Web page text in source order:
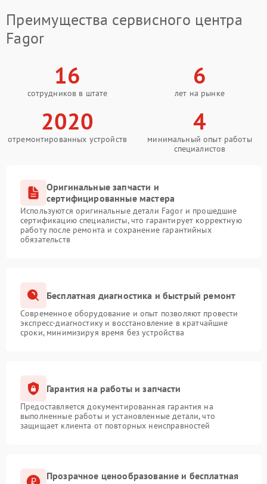
Преимущества сервисного центра
Fagor
16
сотрудников в штате
6
лет на рынке
2020
отремонтированных устройств
4
минимальный опыт работы
специалистов
Оригинальные запчасти и
сертифицированные мастера
Используются оригинальные детали Fagor и прошедшие
сертификацию специалисты, что гарантирует корректную
работу после ремонта и сохранение гарантийных
обязательств
Бесплатная диагностика и быстрый ремонт
Современное оборудование и опыт позволяют провести
экспресс-диагностику и восстановление в кратчайшие
сроки, минимизируя время без устройства
Гарантия на работы и запчасти
Предоставляется документированная гарантия на
выполненные работы и установленные детали, что
защищает клиента от повторных неисправностей
Прозрачное ценообразование и бесплатная